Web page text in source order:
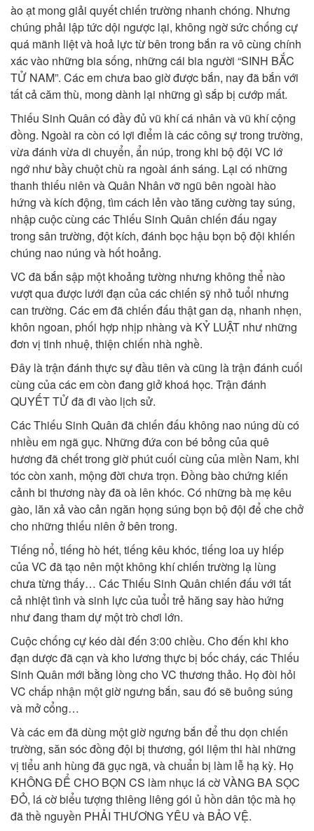
ào ạt mong giải quyết chiến trường nhanh chóng. Nhưng
chúng phải lập tức dội ngược lại, không ngờ sức chống cự
quá mãnh liệt và hoả lực từ bên trong bắn ra vô cùng chính
xác vào những bia sống, những cái bia người “SINH BẮC
TỬ NAM”. Các em chưa bao giờ được bắn, nay đã bắn với
tất cả căm thù, mong dành lại những gì sắp bị cướp mất.
Thiếu Sinh Quân có đầy đủ vũ khí cá nhân và vũ khí cộng
đồng. Ngoài ra còn có lợi điểm là các công sự trong trường,
vừa đánh vừa di chuyển, ẩn núp, trong khi bộ đội VC lớ
ngớ như bầy chuột chù ra ngoài ánh sáng. Lại có những
thanh thiếu niên và Quân Nhân vỡ ngũ bên ngoài hào
hứng và kích động, tìm cách lẻn vào tăng cường tay súng,
nhập cuộc cùng các Thiếu Sinh Quân chiến đấu ngay
trong sân trường, đột kích, đánh bọc hậu bọn bộ đội khiến
chúng nao núng và hốt hoảng.
VC đã bắn sập một khoảng tường nhưng không thể nào
vượt qua được lưới đạn của các chiến sỹ nhỏ tuổi nhưng
can trường. Các em đã chiến đấu thật gan dạ, nhanh nhẹn,
khôn ngoan, phối hợp nhịp nhàng và KỶ LUẬT như những
đơn vị tinh nhuệ, thiện chiến nhà nghề.
Đây là trận đánh thực sự đầu tiên và cũng là trận đánh cuối
cùng của các em còn đang giở khoá học. Trận đánh
QUYẾT TỬ đã đi vào lịch sử.
Các Thiếu Sinh Quân đã chiến đấu không nao núng dù có
nhiều em ngã gục. Những đứa con bé bỏng của quê
hương đã chết trong giờ phút cuối cùng của miền Nam, khi
tóc còn xanh, mộng đời chưa trọn. Đồng bào chứng kiến
cảnh bi thương này đã oà lên khóc. Có những bà mẹ kêu
gào, lăn xả vào cản ngăn họng súng bọn bộ đội để che chở
cho những thiếu niên ở bên trong.
Tiếng nổ, tiếng hò hét, tiếng kêu khóc, tiếng loa uy hiếp
của VC đã tạo nên một không khí chiến trường lạ lùng
chưa từng thấy… Các Thiếu Sinh Quân chiến đấu với tất
cả nhiệt tình và sinh lực của tuổi trẻ hăng say hào hứng
như đang tham dự một trò chơi lớn.
Cuộc chống cự kéo dài đến 3:00 chiều. Cho đến khi kho
đạn dược đã cạn và kho lương thực bị bốc cháy, các Thiếu
Sinh Quân mới bằng lòng cho VC thương thảo. Họ đòi hỏi
VC chấp nhận một giờ ngưng bắn, sau đó sẽ buông súng
và mở cổng…
Và các em đã dùng một giờ ngưng bắn để thu dọn chiến
trường, săn sóc đồng đội bị thương, gói liệm thi hài những
vị tiểu anh hùng đã gục ngã, và chuẩn bị làm lễ hạ kỳ. Họ
KHÔNG ĐỂ CHO BỌN CS làm nhục lá cờ VÀNG BA SỌC
ĐỎ, lá cờ biểu tượng thiêng liêng gói ủ hồn dân tộc mà họ
đã thề nguyền PHẢI THƯƠNG YÊU và BẢO VỆ.